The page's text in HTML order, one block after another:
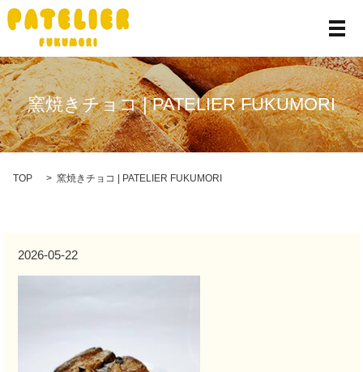
メ
窯焼きチョコ | PATELIER FUKUMORI
TOP 窯焼きチョコ | PATELIER FUKUMORI
2026-05-22